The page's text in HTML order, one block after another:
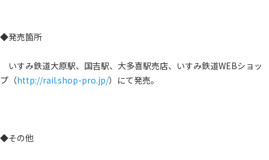
◆発売箇所
いすみ鉄道大原駅、国吉駅、大多喜駅売店、いすみ鉄道WEBショッ
プ（http://rail.shop-pro.jp/）にて発売。
◆その他